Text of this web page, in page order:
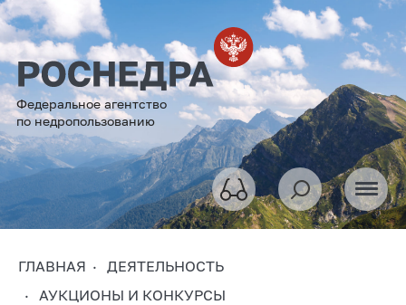
Федеральное агентство
по недропользованию
ГЛАВНАЯ
ДЕЯТЕЛЬНОСТЬ
АУКЦИОНЫ И КОНКУРСЫ